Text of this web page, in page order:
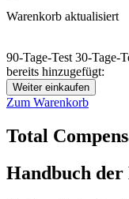
Warenkorb aktualisiert
90-Tage-Test 30-Tage-
bereits hinzugefügt:
Weiter einkaufen
Zum Warenkorb
Total
Handbuch der